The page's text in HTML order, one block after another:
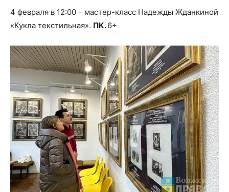
4 февраля в 12:00 – мастер-класс Надежды Жданкиной
«Кукла текстильная». ПК.6+